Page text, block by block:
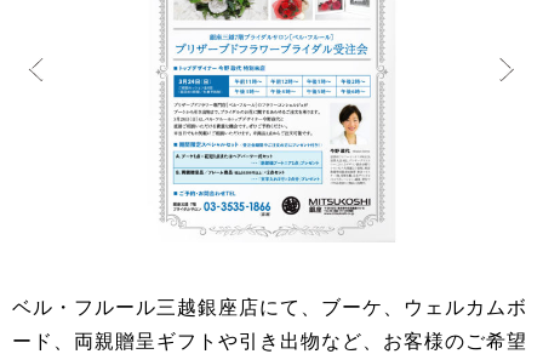
ベル・フルール三越銀座店にて、ブーケ、ウェルカムボ
ード、両親贈呈ギフトや引き出物など、お客様のご希望